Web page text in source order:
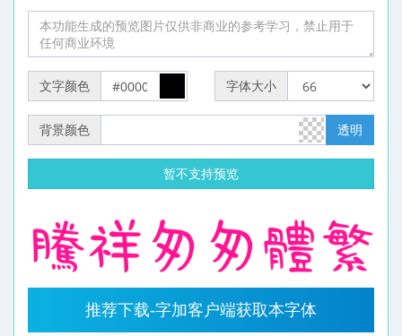
文字颜色 字体大小
背景颜色 透明
暂不支持预览
推荐下载-字加客户端获取本字体